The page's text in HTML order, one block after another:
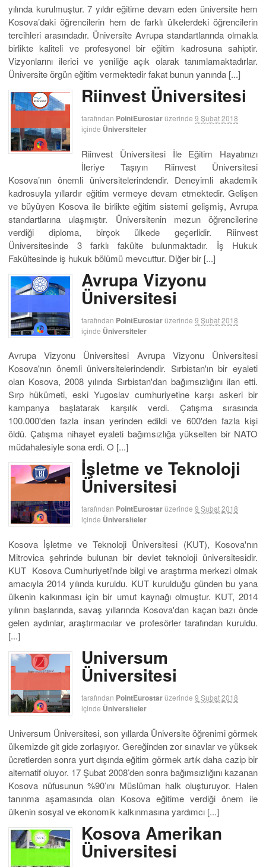
yılında kurulmuştur. 7 yıldır eğitime devam eden üniversite hem
Kosova’daki öğrencilerin hem de farklı ülkelerdeki öğrencilerin
tercihleri arasındadır. Üniversite Avrupa standartlarında olmakla
birlikte kaliteli ve profesyonel bir eğitim kadrosuna sahiptir.
Vizyonlarını ilerici ve yeniliğe açık olarak tanımlamaktadırlar.
Üniversite örgün eğitim vermektedir fakat bunun yanında [...]
Riinvest Üniversitesi
tarafından PointEurostarüzerinde 9 Şubat 2018
içinde Üniversiteler
Riinvest Üniversitesi İle Eğitim Hayatınızı
İleriye Taşıyın Riinvest Üniversitesi
Kosova’nın önemli üniversitelerindendir. Deneyimli akademik
kadrosuyla yıllardır eğitim vermeye devam etmektedir. Gelişen
ve büyüyen Kosova ile birlikte eğitim sistemi gelişmiş, Avrupa
standartlarına ulaşmıştır. Üniversitenin mezun öğrencilerine
verdiği diploma, birçok ülkede geçerlidir. Riinvest
Üniversitesinde 3 farklı fakülte bulunmaktadır. İş Hukuk
Fakültesinde iş hukuk bölümü mevcuttur. Diğer bir [...]
Avrupa Vizyonu
Üniversitesi
tarafından PointEurostarüzerinde 9 Şubat 2018
içinde Üniversiteler
Avrupa Vizyonu Üniversitesi Avrupa Vizyonu Üniversitesi
Kosova'nın önemli üniversitelerindendir. Sırbistan'ın bir eyaleti
olan Kosova, 2008 yılında Sırbistan'dan bağımsızlığını ilan etti.
Sırp hükümeti, eski Yugoslav cumhuriyetine karşı askeri bir
kampanya başlatarak karşılık verdi. Çatışma sırasında
100.000'den fazla insan yerinden edildi ve 600'den fazla kişi
öldü. Çatışma nihayet eyaleti bağımsızlığa yükselten bir NATO
müdahalesiyle sona erdi. O [...]
İşletme ve Teknoloji
Üniversitesi
tarafından PointEurostarüzerinde 9 Şubat 2018
içinde Üniversiteler
Kosova İşletme ve Teknoloji Üniversitesi (KUT), Kosova'nın
Mitrovica şehrinde bulunan bir devlet teknoloji üniversitesidir.
KUT Kosova Cumhuriyeti'nde bilgi ve araştırma merkezi olmak
amacıyla 2014 yılında kuruldu. KUT kurulduğu günden bu yana
ülkenin kalkınması için bir umut kaynağı olmuştur. KUT, 2014
yılının başlarında, savaş yıllarında Kosova'dan kaçan bazı önde
gelen aydınlar, araştırmacılar ve profesörler tarafından kuruldu.
[...]
Universum
Üniversitesi
tarafından PointEurostarüzerinde 9 Şubat 2018
içinde Üniversiteler
Universum Üniversitesi, son yıllarda Üniversite öğrenimi görmek
ülkemizde git gide zorlaşıyor. Gereğinden zor sınavlar ve yüksek
ücretlerden sonra yurt dışında eğitim görmek artık daha cazip bir
alternatif oluyor. 17 Şubat 2008’den sonra bağımsızlığını kazanan
Kosova nüfusunun %90’ını Müslüman halk oluşturuyor. Halen
tanınma aşamasında olan Kosova eğitime verdiği önem ile
ülkenin sosyal ve ekonomik kalkınmasına yardımcı [...]
Kosova Amerikan
Üniversitesi